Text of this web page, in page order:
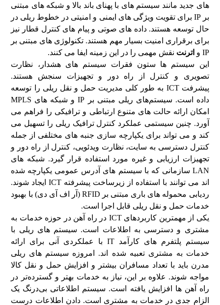
های جدید مانند سیستم های با پهنای باند بالا و شبکه های مبتنی
بر IP برای تقویت ویژگی های ایمنی و امنیتی در خطوط ریلی در
حال توسعه هستند. داده های صوتی و پیام های کنترل قطار نیز
برای برقراری امنیت بسیار مهم هستند. تکنولوژی های مبتنی بر
IP و
اترنت نقش مهمی را در این زمینه ایفا می کنند.
این سیستم ها ستون فقرات سیستم های هشدار، نظارت
تصویری و کنترل از راه دور و تجهیزات سنجش هستند.
پیشرفت ICT به طور کلی مدیریت حمل و نقل ریلی را توسعه
داده است. سیستم‌های ریلی مبتنی بر IP و شبکه‌ های MPLS
امکان ارائه حالت های متنوع ارتباطی و ترافیکی را فراهم می
آورد. چنین سیستمی عملکرد کنترل ترافیک ریلی را تسهیل می
کند و می تواند برای یکپارچه سازی جنبه های مختلفی از جمله
کنترل دسترسی به سایت، نظارت ویدئویی، کنترل از راه دور و
تجهیزات ارزیابی و غیره مورد استفاده قرار گیرد. شبکه های
LAN سازمانی که با سیستم های آدرس عمومی یکپارچه شده
اند می توانند با استفاده از زیرساخت پیشرفته ICT ایجاد شوند.
ردیابی محموله های باری مبتنی بر RFID (آر اف آی دی) با بهبود
خدمات حمل و نقل ریلی قابل اجرا است.
یکی از مهمترین کاربردهای ICT در راه آهن در حوزه خدمات به
مشتری و دسترسی به اطلاعات است. سیستم های ریلی با
سیستم پلتفرم های کارآمد IT با عملکردی آنی برای ارائه
خدمات به مشتری تعبیه شده اند. امروزه سیستم های ریلی
مدرن باید با تعداد مسافران بیشتر و افزایش حمل و نقل کالا
مواجه شوند. علاوه بر این، نیاز به خدمات بهتر و گسترده‌تر در
راه آهن ها افزایش یافته است. سیستم اطلاعاتی بی‌درنگ یک
الزام جدی در خدمات به مشتری است. دادن اطلاعات درست